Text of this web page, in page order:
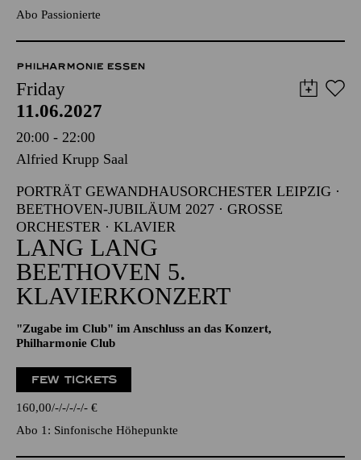
Abo Passionierte
PHILHARMONIE ESSEN
Friday
11.06.2027
20:00 - 22:00
Alfried Krupp Saal
PORTRÄT GEWANDHAUSORCHESTER LEIPZIG ·
BEETHOVEN-JUBILÄUM 2027 · GROSSE O
RCHESTER · KLAVIER
LANG LANG
BEETHOVEN 5.
KLAVIERKONZERT
"Zugabe im Club" im Anschluss an das Konzert,
Philharmonie Club
FEW TICKETS
160,00 - - - - - €
Abo 1: Sinfonische Höhepunkte